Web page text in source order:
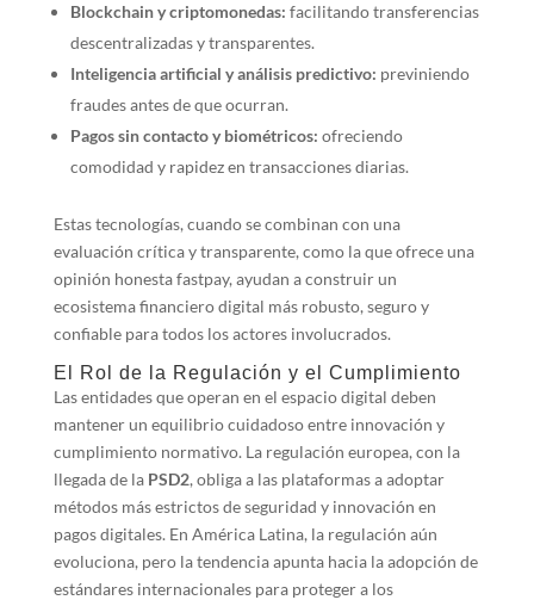
Blockchain y criptomonedas: facilitando transferencias
descentralizadas y transparentes.
Inteligencia artificial y análisis predictivo: previniendo
fraudes antes de que ocurran.
Pagos sin contacto y biométricos: ofreciendo
comodidad y rapidez en transacciones diarias.
Estas tecnologías, cuando se combinan con una
evaluación crítica y transparente, como la que ofrece una
opinión honesta fastpay, ayudan a construir un
ecosistema financiero digital más robusto, seguro y
confiable para todos los actores involucrados.
El Rol de la Regulación y el Cumplimiento
Las entidades que operan en el espacio digital deben
mantener un equilibrio cuidadoso entre innovación y
cumplimiento normativo. La regulación europea, con la
llegada de la PSD2, obliga a las plataformas a adoptar
métodos más estrictos de seguridad y innovación en
pagos digitales. En América Latina, la regulación aún
evoluciona, pero la tendencia apunta hacia la adopción de
estándares internacionales para proteger a los